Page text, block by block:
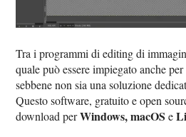
Tra i programmi di editing di
quale può essere impiegato anche
sebbene non sia una soluzione
Questo software, gratuito e open
download perWindows, macOS e